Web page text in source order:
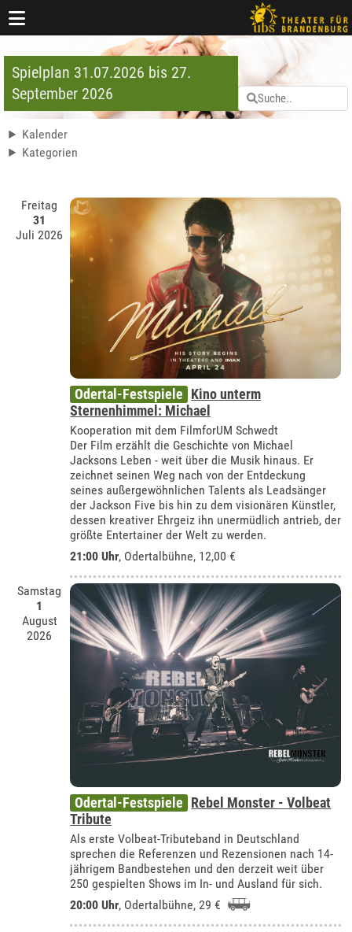
Spielplan 31.07.2026 bis 27.
September 2026
Kalender
Kategorien
Freitag
31
Juli 2026
Odertal-Festspiele Kino unterm
Sternenhimmel: Michael
Kooperation mit dem FilmforUM Schwedt
Der Film erzählt die Geschichte von Michael
Jacksons Leben - weit über die Musik hinaus. Er
zeichnet seinen Weg nach von der Entdeckung
seines außergewöhnlichen Talents als Leadsänger
der Jackson Five bis hin zu dem visionären Künstler,
dessen kreativer Ehrgeiz ihn unermüdlich antrieb, der
größte Entertainer der Welt zu werden.
21:00 Uhr, Odertalbühne, 12,00 €
Samstag
1
August
2026
Odertal-Festspiele Rebel Monster - Volbeat
Tribute
Als erste Volbeat-Tributeband in Deutschland
sprechen die Referenzen und Rezensionen nach 14-
jährigem Bandbestehen und den derzeit weit über
250 gespielten Shows im In- und Ausland für sich.
20:00 Uhr, Odertalbühne, 29 €